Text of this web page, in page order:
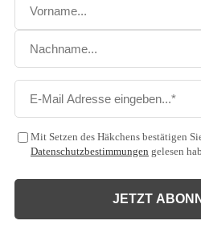
Mit Setzen des Häkchens bestätigen
Datenschutzbestimmungen gelesen
JETZT